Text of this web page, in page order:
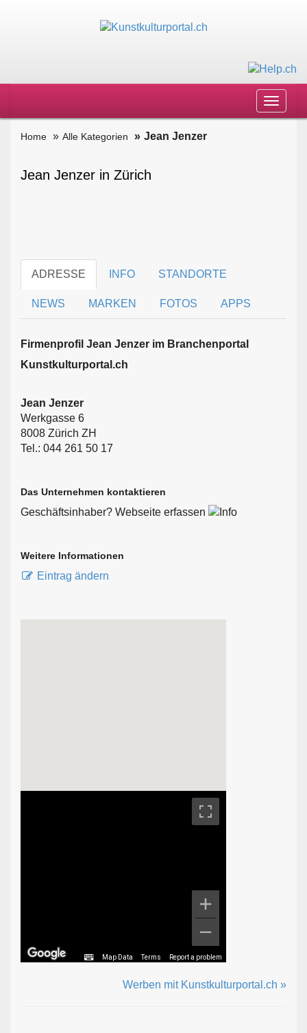
Toggle
Home Alle Kategorien Jean Jenzer
Jean Jenzer in Zürich
ADRESSE INFO STANDORTE
NEWS MARKEN FOTOS APPS
Firmen­profil Jean Jenzer im Branchen­portal
Kunstkulturportal.ch
Jean Jenzer
Werkgasse 6
8008 Zürich ZH
Tel.: 044 261 50 17
Das Unternehmen kontaktieren
Geschäftsinhaber? Webseite erfassen
Weitere Informationen
Eintrag ändern
Map Data Terms Report a problem
Werben mit Kunstkulturportal.ch »